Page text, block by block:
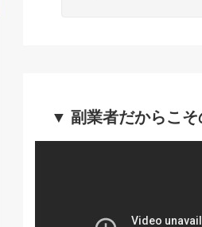
▼ 副業者だからこ